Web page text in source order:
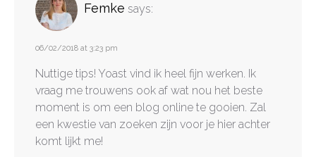
Femke says:
06/02/2018 at 3:23 pm
Nuttige tips! Yoast vind ik heel fijn werken. Ik
vraag me trouwens ook af wat nou het beste
moment is om een blog online te gooien. Zal
een kwestie van zoeken zijn voor je hier achter
komt lijkt me!